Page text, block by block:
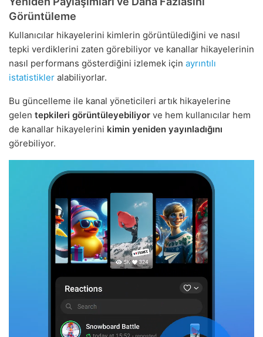
Görüntüleme
Kullanıcılar hikayelerini kimlerin görüntülediğini ve nasıl
tepki verdiklerini zaten görebiliyor ve kanallar hikayelerinin
nasıl performans gösterdiğini izlemek için ayrıntılı
istatistikler alabiliyorlar.
Bu güncelleme ile kanal yöneticileri artık hikayelerine
gelen tepkileri görüntüleyebiliyor ve hem kullanıcılar hem
de kanallar hikayelerini kimin yeniden yayınladığını
görebiliyor.